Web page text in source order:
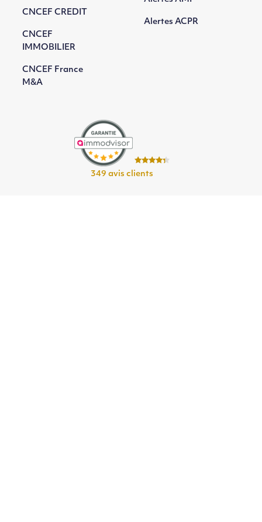
349 avis clients
CNCEF CREDIT
CNCEF
IMMOBILIER
CNCEF France
M&A
Alertes ACPR